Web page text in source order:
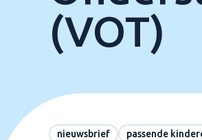
(VOT)
nieuwsbrief passende